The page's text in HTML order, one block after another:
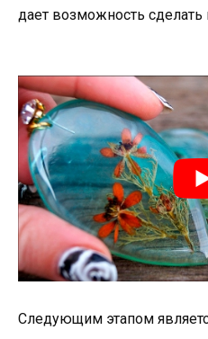
дает возможность
Следующим этапом